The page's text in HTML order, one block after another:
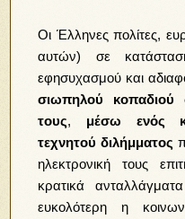
Οι Έλληνες πολίτες,
αυτών) σε
εφησυχασμού και
σιωπηλού κοπαδιού
τους, μέσω ενός
τεχνητού διλήμματος
ηλεκτρονική τους
κρατικά
ευκολότερη η